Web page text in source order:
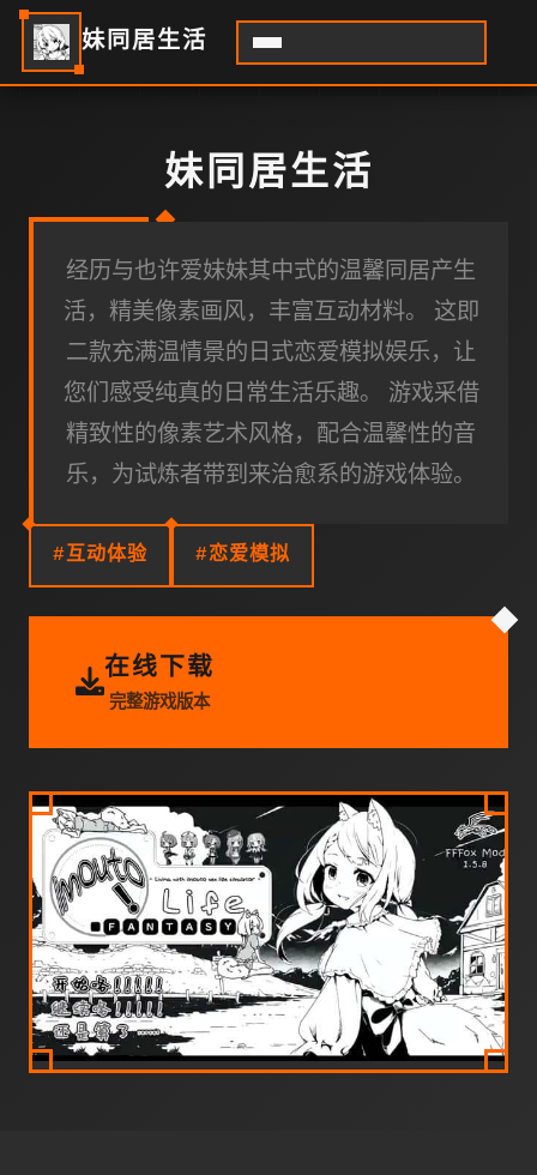
妹同居生活
妹同居生活
经历与也许爱妹妹其中式的温馨同居产生
活，精美像素画风，丰富互动材料。 这即
二款充满温情景的日式恋爱模拟娱乐，让
您们感受纯真的日常生活乐趣。 游戏采借
精致性的像素艺术风格，配合温馨性的音
乐，为试炼者带到来治愈系的游戏体验。
#互动体验 #恋爱模拟
在线下载
完整游戏版本